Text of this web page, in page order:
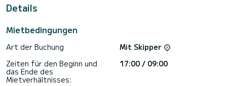
Details
Mietbedingungen
Art der Buchung
Mit Skipper
Zeiten für den Beginn und
das Ende des
Mietverhältnisses:
17:00 / 09:00